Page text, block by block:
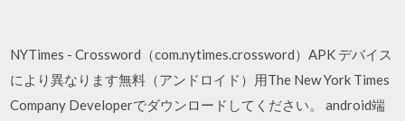
NYTimes - Crossword（com.nytimes.crossword）APK デバイス
により異なります無料（アンドロイド）用The New York Times
Company Developerでダウンロードしてください。 android端